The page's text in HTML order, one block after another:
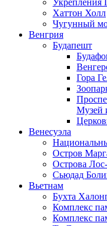
Укрепления
Хаттон Холл
Чугунный
Венгрия
Будапешт
Гора
Музей
Венесуэла
Остров
Острова
Сьюдад
Вьетнам
Бухта
Комплекс
Комплекс